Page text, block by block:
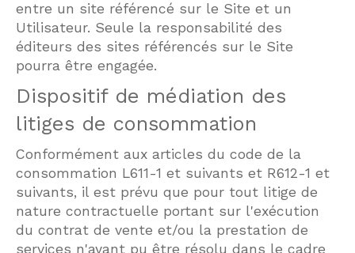
entre un site référencé sur le Site et un
Utilisateur. Seule la responsabilité des
éditeurs des sites référencés sur le Site
pourra être engagée.
Dispositif de médiation des
litiges de consommation
Conformément aux articles du code de la
consommation L611-1 et suivants et R612-1 et
suivants, il est prévu que pour tout litige de
nature contractuelle portant sur l'exécution
du contrat de vente et/ou la prestation de
services n'ayant pu être résolu dans le cadre